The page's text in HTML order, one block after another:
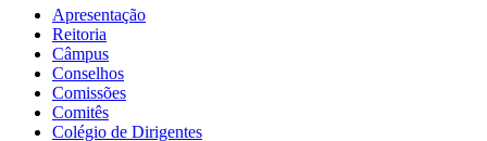
Apresentação
Reitoria
Câmpus
Conselhos
Comissões
Comitês
Colégio de Dirigentes